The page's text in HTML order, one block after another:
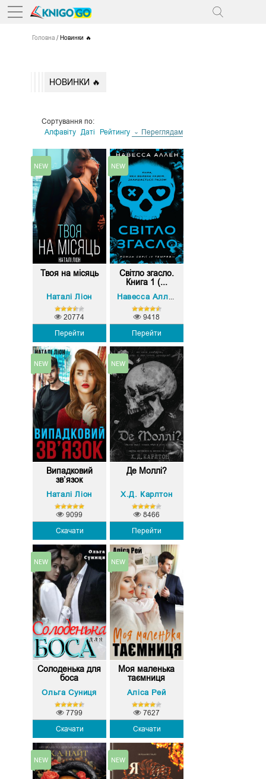
Головна Новинки 🔥
НОВИНКИ 🔥
Сортування по:
Алфавіту
Даті Рейтингу Переглядам
Твоя на місяць
Наталі Ліон
Перейти
20774
Світло згасло.
Книга 1 (...
Навесса Аллен
Перейти
9418
Випадковий
зв’язок
Наталі Ліон
Скачати
9099
Де Моллі?
Х.Д. Карлтон
Перейти
8466
Солоденька для
боса
Ольга Суниця
Скачати
7799
Моя маленька
таємниця
Аліса Рей
Скачати
7627